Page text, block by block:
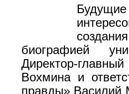
биографией
Директор-
Вохмина и
правды» Василий